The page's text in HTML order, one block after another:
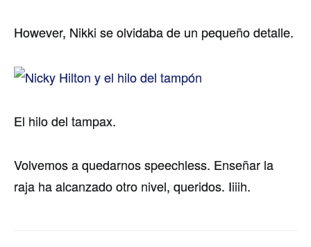
However, Nikki se olvidaba de un pequeño detalle.
El hilo del tampax.
Volvemos a quedarnos speechless. Enseñar la
raja ha alcanzado otro nivel, queridos. Iiiih.